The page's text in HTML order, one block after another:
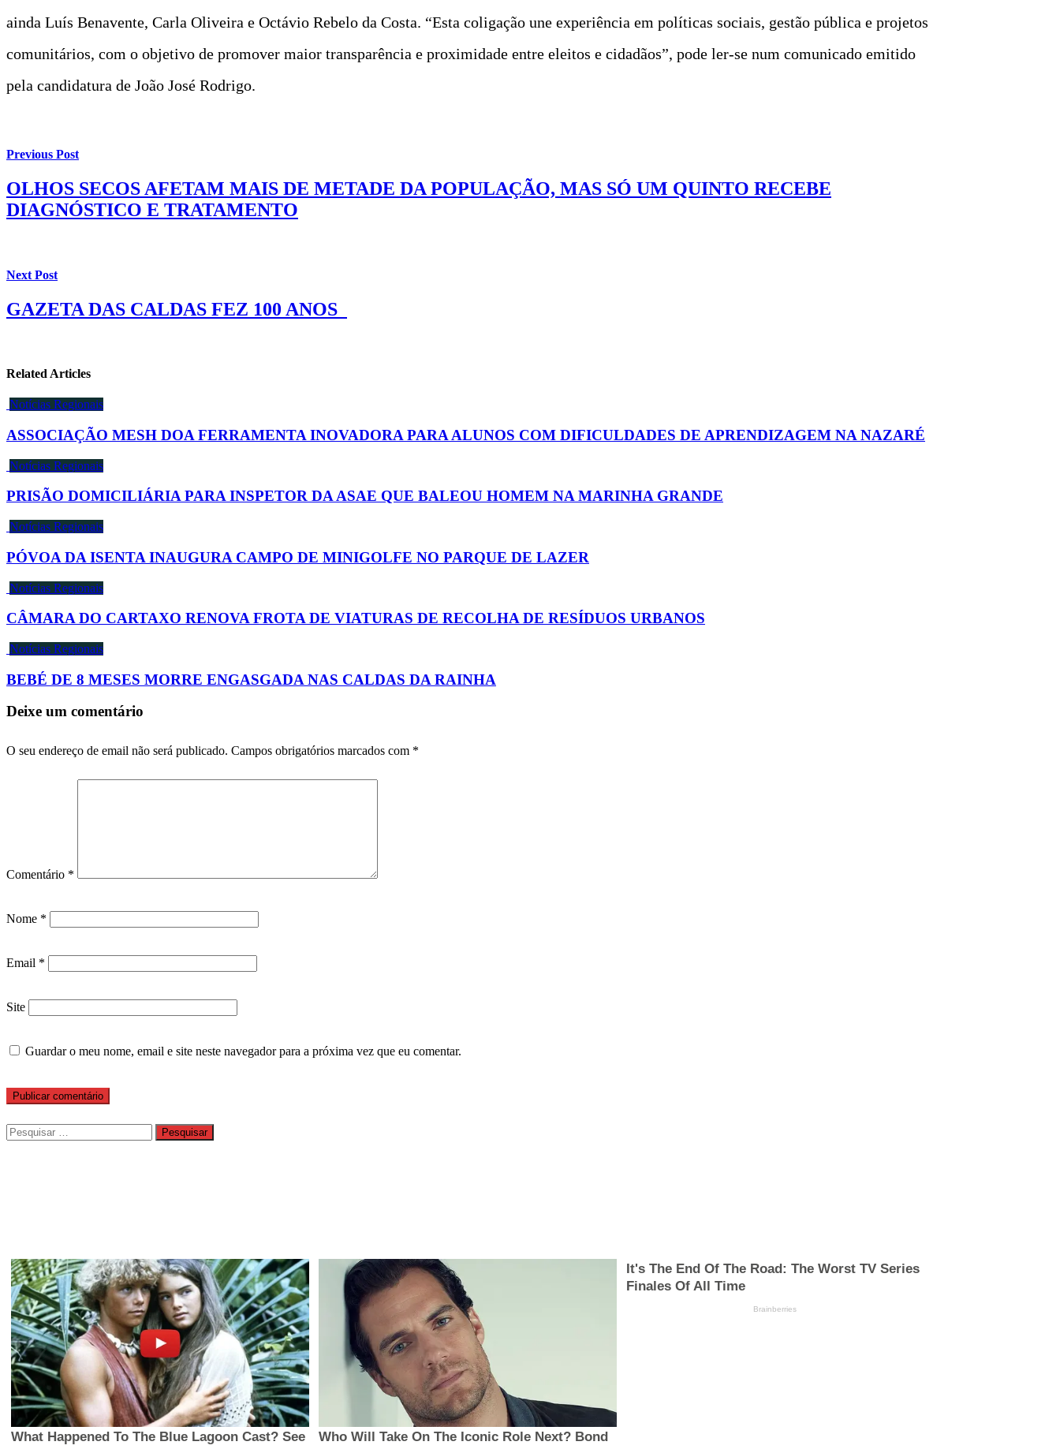
ainda Luís Benavente, Carla Oliveira e Octávio Rebelo da Costa. “Esta coligação une experiência em políticas sociais, gestão pública e projetos
comunitários, com o objetivo de promover maior transparência e proximidade entre eleitos e cidadãos”, pode ler-se num comunicado emitido
pela candidatura de João José Rodrigo.
Previous Post
OLHOS SECOS AFETAM MAIS DE METADE DA POPULAÇÃO, MAS SÓ UM QUINTO RECEBE
DIAGNÓSTICO E TRATAMENTO
Next Post
GAZETA DAS CALDAS FEZ 100 ANOS
Related Articles
Notícias Regionais
ASSOCIAÇÃO MESH DOA FERRAMENTA INOVADORA PARA ALUNOS COM DIFICULDADES DE APRENDIZAGEM NA NAZARÉ
Notícias Regionais
PRISÃO DOMICILIÁRIA PARA INSPETOR DA ASAE QUE BALEOU HOMEM NA MARINHA GRANDE
Notícias Regionais
PÓVOA DA ISENTA INAUGURA CAMPO DE MINIGOLFE NO PARQUE DE LAZER
Notícias Regionais
CÂMARA DO CARTAXO RENOVA FROTA DE VIATURAS DE RECOLHA DE RESÍDUOS URBANOS
Notícias Regionais
BEBÉ DE 8 MESES MORRE ENGASGADA NAS CALDAS DA RAINHA
Deixe um comentário
O seu endereço de email não será publicado. Campos obrigatórios marcados com *
Comentário *
Nome *
Email *
Site
Guardar o meu nome, email e site neste navegador para a próxima vez que eu comentar.
Pesquisar
por: